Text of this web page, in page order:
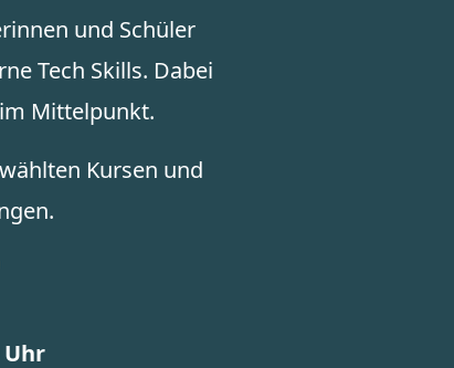
und Schüler
Tech Skills. Dabei
Mittelpunkt.
Kursen und